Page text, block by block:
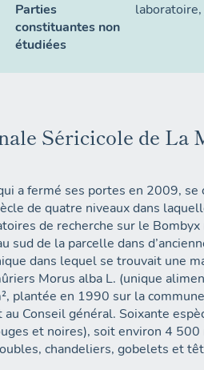
Parties
constituantes non
étudiées
laboratoire,
Séricicole de La
a fermé ses portes en 2009,
de quatre niveaux dans
de recherche sur le
sud de la parcelle dans
dans lequel se trouvait une
Morus alba L. (unique
plantée en 1990 sur la
Conseil général. Soixante
et noires), soit environ 4
chandeliers, gobelets et